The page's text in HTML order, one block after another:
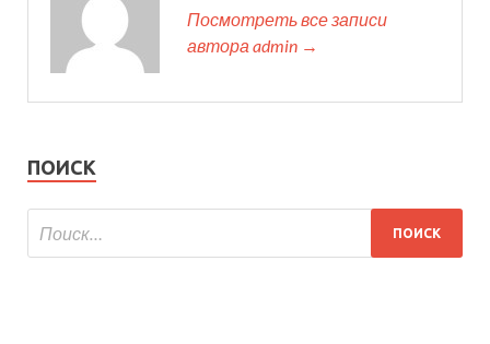
Посмотреть все записи
автора admin →
ПОИСК